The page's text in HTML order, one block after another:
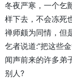
冬夜严寒，一个乞
样下去，不会冻死
禅师颇为同情，但
乞者说道:“把这些
闻声前来的许多弟
别人?